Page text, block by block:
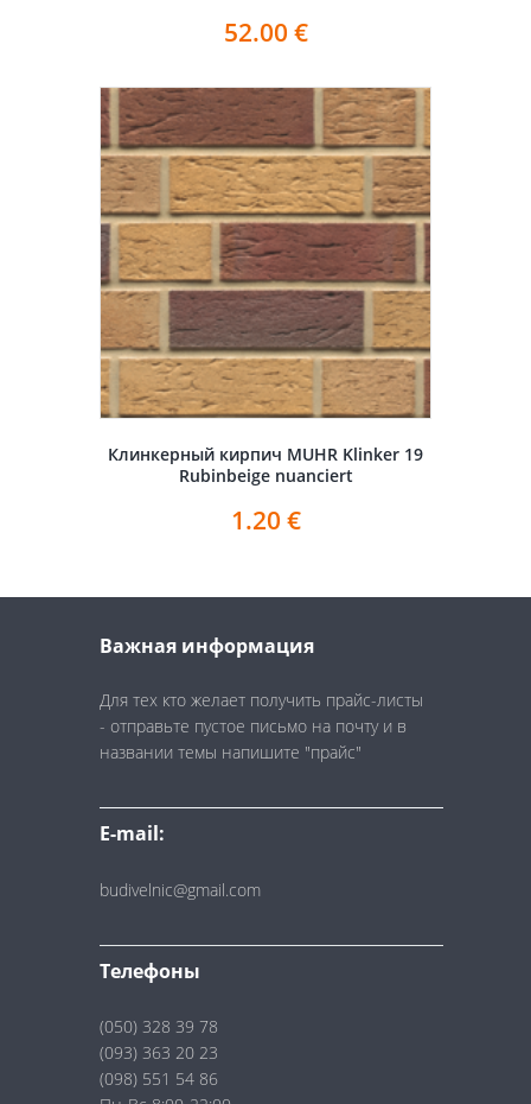
52.00 €
Клинкерный кирпич MUHR Klinker 19
Rubinbeige nuanciert
1.20 €
Важная информация
Для тех кто желает получить прайс-листы
- отправьте пустое письмо на почту и в
названии темы напишите "прайс"
E-mail:
budivelnic@gmail.com
Телефоны
(050) 328 39 78
(093) 363 20 23
(098) 551 54 86